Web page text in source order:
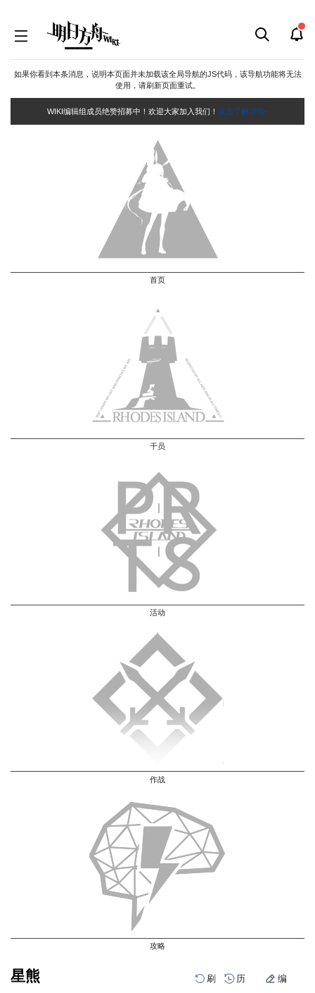
如果你看到本条消息，说明本页面并未加载该全局导航的JS代码，该导航功能将无法
使用，请刷新页面重试。
WIKI编辑组成员绝赞招募中！欢迎大家加入我们！ 点击了解详情~
首页
干员
活动
作战
攻略
星熊 刷 历 编